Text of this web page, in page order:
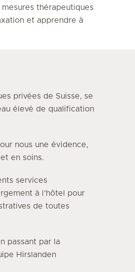
thérapeutiques
et apprendre à
privées de Suisse, se
élevé de qualification
nous une évidence,
en soins.
services
à l’hôtel pour
de toutes
passant par la
Hirslanden